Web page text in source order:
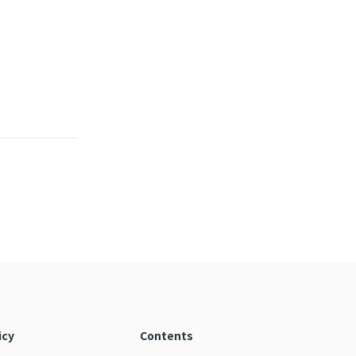
Contents